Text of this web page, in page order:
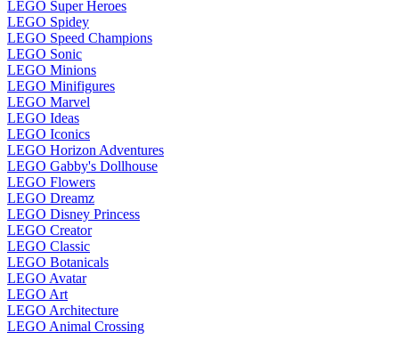
LEGO Super Heroes
LEGO Spidey
LEGO Speed Champions
LEGO Sonic
LEGO Minions
LEGO Minifigures
LEGO Marvel
LEGO Ideas
LEGO Iconics
LEGO Horizon Adventures
LEGO Gabby's Dollhouse
LEGO Flowers
LEGO Dreamz
LEGO Disney Princess
LEGO Creator
LEGO Classic
LEGO Botanicals
LEGO Avatar
LEGO Art
LEGO Architecture
LEGO Animal Crossing